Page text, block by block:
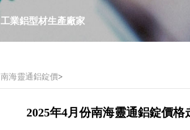
工業鋁型材生產廠家
南海靈通鋁錠價>
2025年4月份南海靈通鋁錠價格